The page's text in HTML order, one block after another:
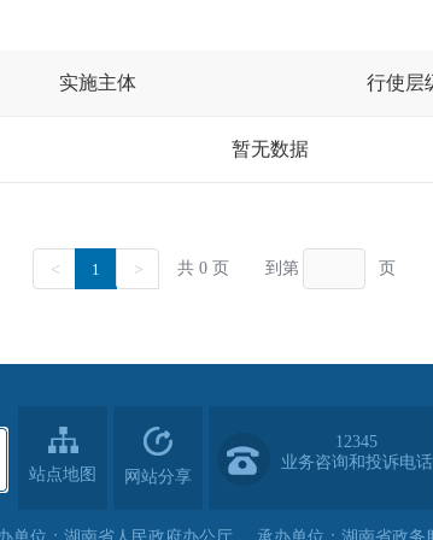
站点地图 网站分享
12345
业务咨询和投诉电话